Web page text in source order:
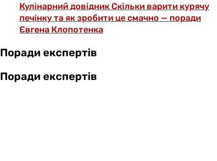
Кулінарний довідник Скільки варити курячу
печінку та як зробити це смачно — поради
Євгена Клопотенка
Поради експертів
Поради експертів